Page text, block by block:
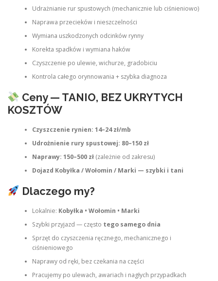
Udrażnianie rur spustowych (mechanicznie lub ciśnieniowo)
Naprawa przecieków i nieszczelności
Wymiana uszkodzonych odcinków rynny
Korekta spadków i wymiana haków
Czyszczenie po ulewie, wichurze, gradobiciu
Kontrola całego orynnowania + szybka diagnoza
Ceny — TANIO, BEZ UKRYTYCH
KOSZTÓW
Czyszczenie rynien: 14–24 zł/mb
Udrożnienie rury spustowej: 80–150 zł
Naprawy: 150–500 zł(zależnie od zakresu)
Dojazd Kobyłka / Wołomin / Marki — szybki i tani
Dlaczego my?
Lokalnie: Kobyłka • Wołomin • Marki
Szybki przyjazd — często tego samego dnia
Sprzęt do czyszczenia ręcznego, mechanicznego i
ciśnieniowego
Naprawy od ręki, bez czekania na części
Pracujemy po ulewach, awariach i nagłych przypadkach